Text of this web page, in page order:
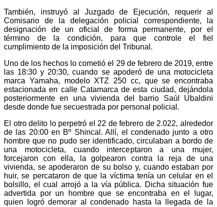
También, instruyó al Juzgado de Ejecución, requerir al
Comisario de la delegación policial correspondiente, la
designación de un oficial de forma permanente, por el
término de la condición, para que controle el fiel
cumplimiento de la imposición del Tribunal.
Uno de los hechos lo cometió el 29 de febrero de 2019, entre
las 18:30 y 20:30, cuando se apoderó de una motocicleta
marca Yamaha, modelo XTZ 250 cc, que se encontraba
estacionada en calle Catamarca de esta ciudad, dejándola
posteriormente en una vivienda del barrio Saúl Ubaldini
desde donde fue secuestrada por personal policial.
El otro delito lo perpetró el 22 de febrero de 2.022, alrededor
de las 20:00 en Bº Shincal. Allí, el condenado junto a otro
hombre que no pudo ser identificado, circulaban a bordo de
una motocicleta, cuando interceptaron a una mujer,
forcejaron con ella, la golpearon contra la reja de una
vivienda, se apoderaron de su bolso y, cuando estaban por
huir, se percataron de que la víctima tenía un celular en el
bolsillo, el cual arrojó a la vía pública. Dicha situación fue
advertida por un hombre que se encontraba en el lugar,
quien logró demorar al condenado hasta la llegada de la